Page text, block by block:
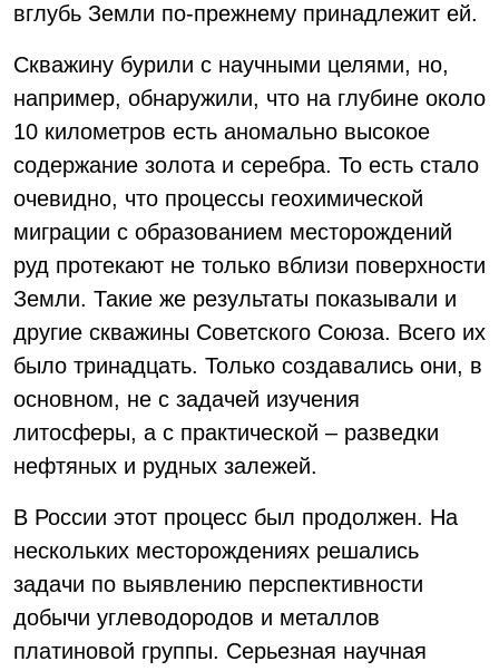
вглубь Земли по-прежнему принадлежит ей.
Скважину бурили с научными целями, но,
например, обнаружили, что на глубине около
10 километров есть аномально высокое
содержание золота и серебра. То есть стало
очевидно, что процессы геохимической
миграции с образованием месторождений
руд протекают не только вблизи поверхности
Земли. Такие же результаты показывали и
другие скважины Советского Союза. Всего их
было тринадцать. Только создавались они, в
основном, не с задачей изучения
литосферы, а с практической – разведки
нефтяных и рудных залежей.
В России этот процесс был продолжен. На
нескольких месторождениях решались
задачи по выявлению перспективности
добычи углеводородов и металлов
платиновой группы. Серьезная научная